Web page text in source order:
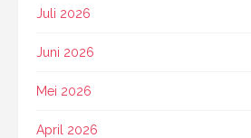
Juli 2026
Juni 2026
Mei 2026
April 2026